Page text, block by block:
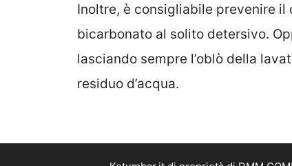
Inoltre, è consigliabile prevenire
bicarbonato al solito detersivo.
lasciando sempre l’oblò della
residuo d’acqua.